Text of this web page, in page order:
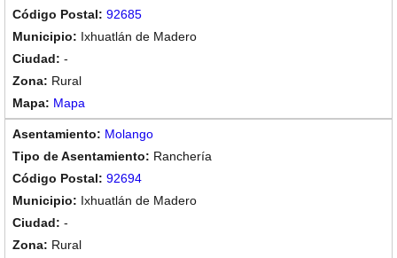
92685
Ixhuatlán de Madero
-
Rural
Mapa
Molango
Ranchería
92694
Ixhuatlán de Madero
-
Rural